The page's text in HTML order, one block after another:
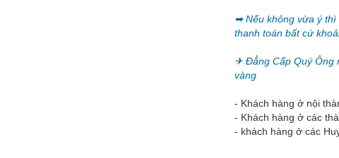
➡ Nếu không vừa ý thì
thanh toán bất cứ
✈ Đẳng Cấp Quý Ông
vàng
- Khách hàng ở nội
- Khách hàng ở các
- khách hàng ở các